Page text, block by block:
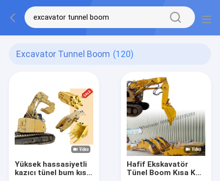
Excavator Tunnel Boom (120)
Yüksek hassasiyetli
kazıcı tünel bum kısa
Hafif Ekskavatör
Tünel Boom Kısa Kol